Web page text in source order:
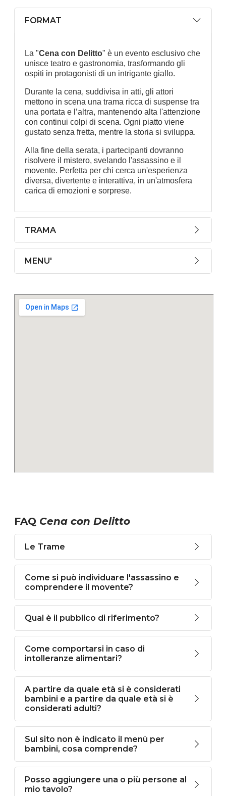
FORMAT
La "Cena con Delitto" è un evento esclusivo che
unisce teatro e gastronomia, trasformando gli
ospiti in protagonisti di un intrigante giallo.
Durante la cena, suddivisa in atti, gli attori
mettono in scena una trama ricca di suspense tra
una portata e l’altra, mantenendo alta l'attenzione
con continui colpi di scena. Ogni piatto viene
gustato senza fretta, mentre la storia si sviluppa.
Alla fine della serata, i partecipanti dovranno
risolvere il mistero, svelando l'assassino e il
movente. Perfetta per chi cerca un'esperienza
diversa, divertente e interattiva, in un'atmosfera
carica di emozioni e sorprese.
TRAMA
MENU'
FAQ Cena con Delitto
Le Trame
Come si può individuare l'assassino e
comprendere il movente?
Qual è il pubblico di riferimento?
Come comportarsi in caso di
intolleranze alimentari?
A partire da quale età si è considerati
bambini e a partire da quale età si è
considerati adulti?
Sul sito non è indicato il menù per
bambini, cosa comprende?
Posso aggiungere una o più persone al
mio tavolo?